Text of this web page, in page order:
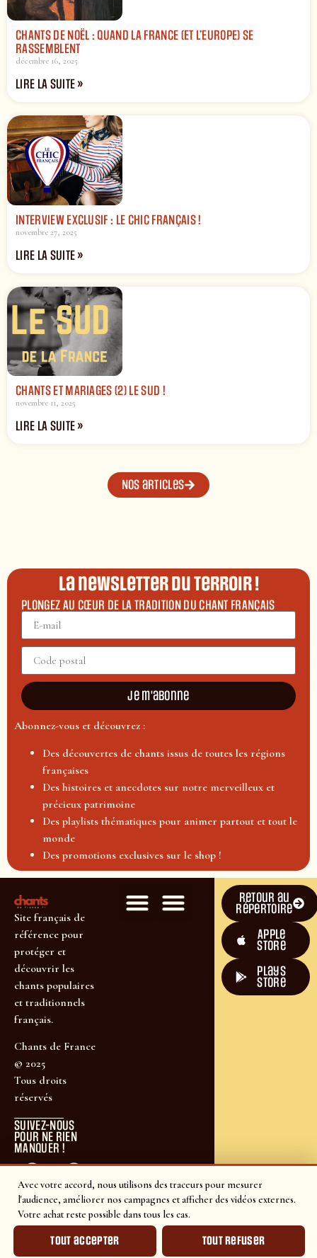
Avec votre accord, nous utilisons des traceurs pour mesurer
l'audience, améliorer nos campagnes et afficher des vidéos externes.
Votre achat reste possible dans tous les cas.
Tout accepter Tout refuser
CHANTS DE NOËL : QUAND LA FRANCE (ET L’EUROPE) SE
RASSEMBLENT
décembre 16, 2025
LIRE LA SUITE »
INTERVIEW EXCLUSIF : LE CHIC FRANÇAIS !
novembre 27, 2025
LIRE LA SUITE »
CHANTS ET MARIAGES (2) LE SUD !
novembre 11, 2025
LIRE LA SUITE »
Nos articles
La newsletter du terroir !
PLONGEZ AU CŒUR DE LA TRADITION DU CHANT FRANÇAIS
Je m'abonne
Abonnez-vous et découvrez :
Des découvertes de chants issus de toutes les régions
françaises
Des histoires et anecdotes sur notre merveilleux et
précieux patrimoine
Des playlists thématiques pour animer partout et tout le
monde
Des promotions exclusives sur le shop !
Site français de
référence pour
protéger et
découvrir les
chants populaires
et traditionnels
français.
Chants de France
© 2025
Tous droits
réservés
SUIVEZ-NOUS
POUR NE RIEN
MANQUER !
Retour au
répertoire
Apple
Store
plays
store